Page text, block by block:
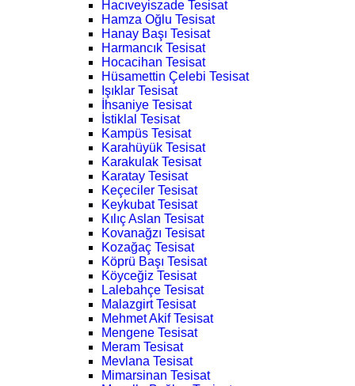
Hacıveyiszade Tesisat
Hamza Oğlu Tesisat
Hanay Başı Tesisat
Harmancık Tesisat
Hocacihan Tesisat
Hüsamettin Çelebi Tesisat
Işıklar Tesisat
İhsaniye Tesisat
İstiklal Tesisat
Kampüs Tesisat
Karahüyük Tesisat
Karakulak Tesisat
Karatay Tesisat
Keçeciler Tesisat
Keykubat Tesisat
Kılıç Aslan Tesisat
Kovanağzı Tesisat
Kozağaç Tesisat
Köprü Başı Tesisat
Köyceğiz Tesisat
Lalebahçe Tesisat
Malazgirt Tesisat
Mehmet Akif Tesisat
Mengene Tesisat
Meram Tesisat
Mevlana Tesisat
Mimarsinan Tesisat